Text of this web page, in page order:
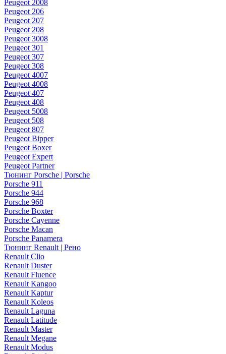
Peugeot 2008
Peugeot 206
Peugeot 207
Peugeot 208
Peugeot 3008
Peugeot 301
Peugeot 307
Peugeot 308
Peugeot 4007
Peugeot 4008
Peugeot 407
Peugeot 408
Peugeot 5008
Peugeot 508
Peugeot 807
Peugeot Bipper
Peugeot Boxer
Peugeot Expert
Peugeot Partner
Тюнинг Porsche | Porsche
Porsche 911
Porsche 944
Porsche 968
Porsche Boxter
Porsche Cayenne
Porsche Macan
Porsche Panamera
Тюнинг Renault | Рено
Renault Clio
Renault Duster
Renault Fluence
Renault Kangoo
Renault Kaptur
Renault Koleos
Renault Laguna
Renault Latitude
Renault Master
Renault Megane
Renault Modus